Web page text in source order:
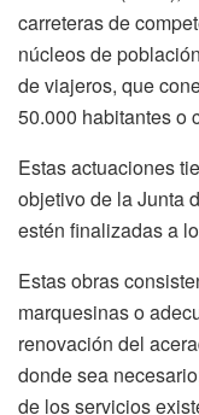
carreteras de
núcleos de
de viajeros, que
50.000 habitantes o
Estas actuaciones
objetivo de la Junta
estén finalizadas a
Estas obras
marquesinas o
renovación del
donde sea
de los servicios